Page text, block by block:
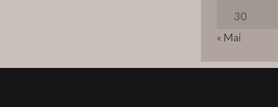
12
30
« Mai